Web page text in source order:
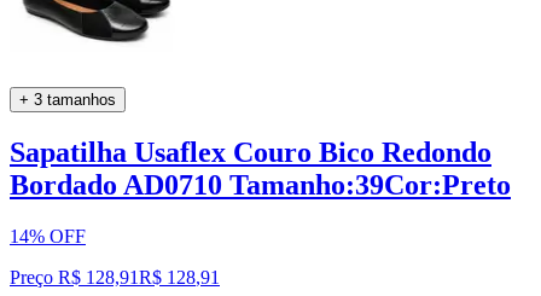
+ 3 tamanhos
Sapatilha Usaflex Couro Bico Redondo
Bordado AD0710 Tamanho:39Cor:Preto
14% OFF
Preço R$ 128,91R$ 128,91